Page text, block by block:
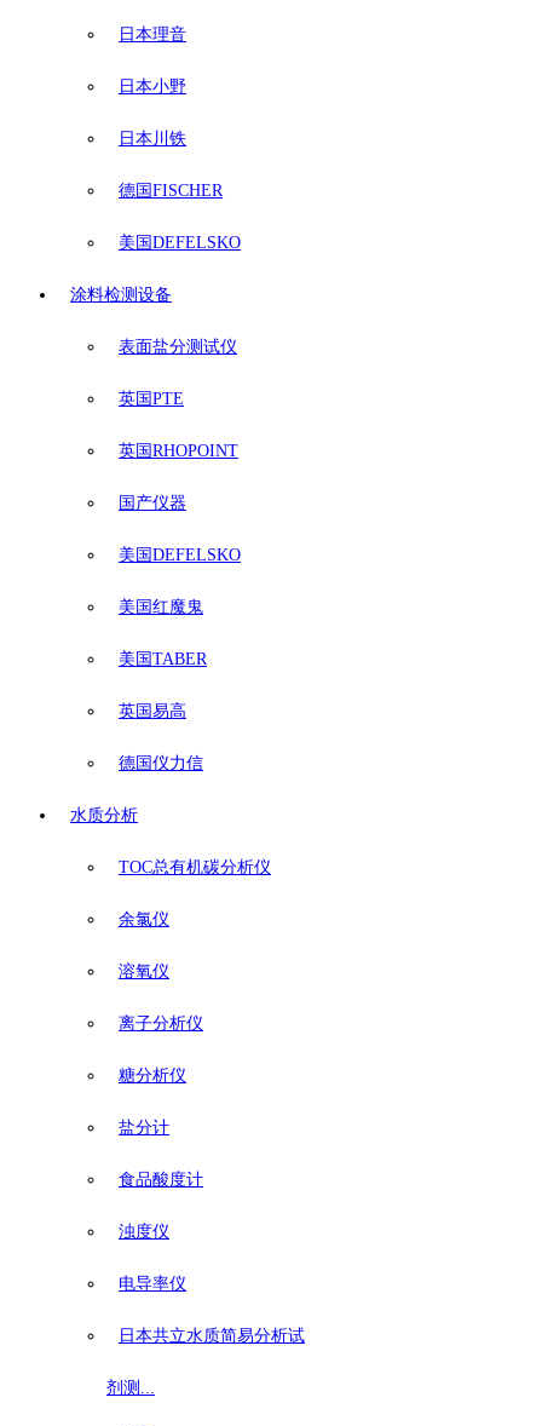
日本理音
日本小野
日本川铁
德国FISCHER
美国DEFELSKO
涂料检测设备
表面盐分测试仪
英国PTE
英国RHOPOINT
国产仪器
美国DEFELSKO
美国红魔鬼
美国TABER
英国易高
德国仪力信
水质分析
TOC总有机碳分析仪
余氯仪
溶氧仪
离子分析仪
糖分析仪
盐分计
食品酸度计
浊度仪
电导率仪
日本共立水质简易分析试
剂测...